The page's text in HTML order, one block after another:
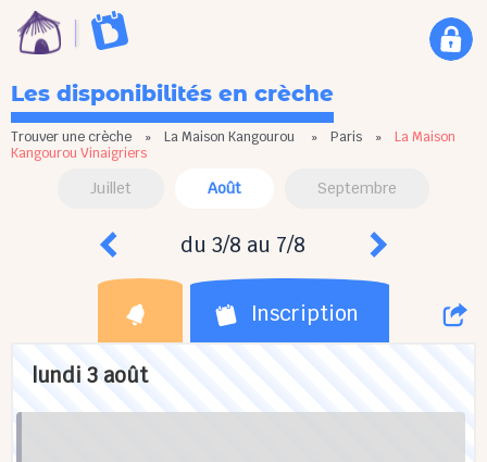
Les disponibilités en crèche
Trouver une crèche » La Maison Kangourou » Paris » La Maison
Kangourou Vinaigriers
Juillet Août Septembre
du 3/8 au 7/8
Inscription
lundi 3 août